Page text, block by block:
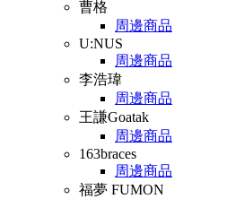
曹格
周邊商品
U:NUS
周邊商品
李浩瑋
周邊商品
王謙Goatak
周邊商品
163braces
周邊商品
福夢 FUMON